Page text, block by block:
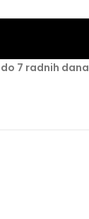
do 7 radnih dana